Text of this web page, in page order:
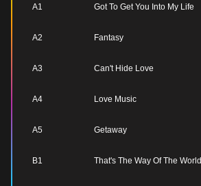
A1 Got To Get You Into My Life
A2 Fantasy
A3 Can't Hide Love
A4 Love Music
A5 Getaway
B1 That's The Way Of The World